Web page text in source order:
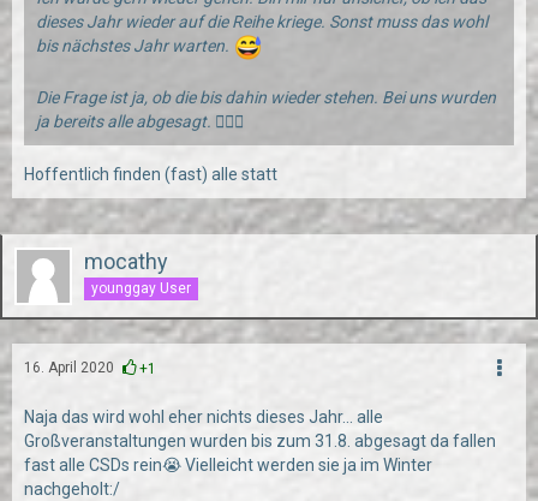
dieses Jahr wieder auf die Reihe kriege. Sonst muss das wohl
bis nächstes Jahr warten.
Die Frage ist ja, ob die bis dahin wieder stehen. Bei uns wurden
ja bereits alle abgesagt. 🤷🏻‍♂️
Hoffentlich finden (fast) alle statt
mocathy
younggay User
16. April 2020 +1
Naja das wird wohl eher nichts dieses Jahr... alle
Großveranstaltungen wurden bis zum 31.8. abgesagt da fallen
fast alle CSDs rein😭 Vielleicht werden sie ja im Winter
nachgeholt:/